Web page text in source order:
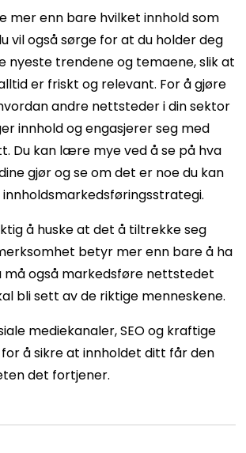
mer enn bare hvilket innhold som
vil også sørge for at du holder deg
nyeste trendene og temaene, slik at
er friskt og relevant. For å gjøre
andre nettsteder i din sektor
innhold og engasjerer seg med
Du kan lære mye ved å se på hva
gjør og se om det er noe du kan
innholdsmarkedsføringsstrategi.
å huske at det å tiltrekke seg
betyr mer enn bare å ha
må også markedsføre nettstedet
bli sett av de riktige menneskene.
mediekanaler, SEO og kraftige
å sikre at innholdet ditt får den
det fortjener.